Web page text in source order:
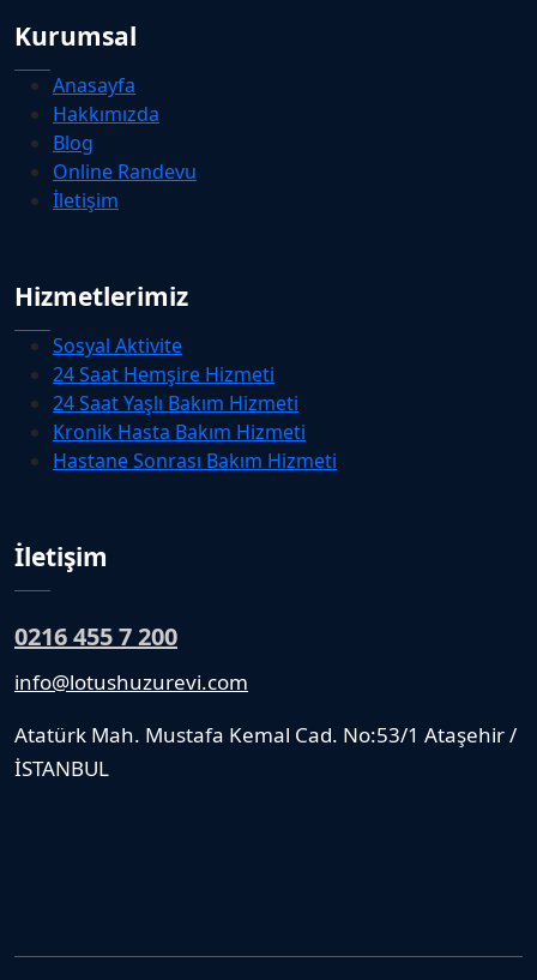
Kurumsal
Anasayfa
Hakkımızda
Blog
Online Randevu
İletişim
Hizmetlerimiz
Sosyal Aktivite
24 Saat Hemşire Hizmeti
24 Saat Yaşlı Bakım Hizmeti
Kronik Hasta Bakım Hizmeti
Hastane Sonrası Bakım Hizmeti
İletişim
0216 455 7 200
info@lotushuzurevi.com
Atatürk Mah. Mustafa Kemal Cad. No:53/1 Ataşehir /
İSTANBUL